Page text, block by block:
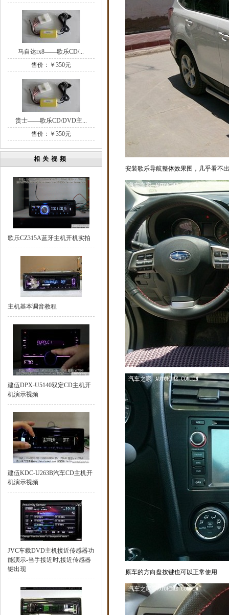
马自达rx8——歌乐CD/...
售价：￥350元
贵士——歌乐CD/DVD主...
售价：￥350元
相关视频
歌乐CZ315A蓝牙主机开机实拍
主机基本调音教程
建伍DPX-U5140双定CD主机开
机演示视频
建伍KDC-U263B汽车CD主机开
机演示视频
JVC车载DVD主机接近传感器功
能演示-当手接近时,接近传感器
键出现
安装歌乐导航整体效果图，几乎看不
原车的方向盘按键也可以正常使用